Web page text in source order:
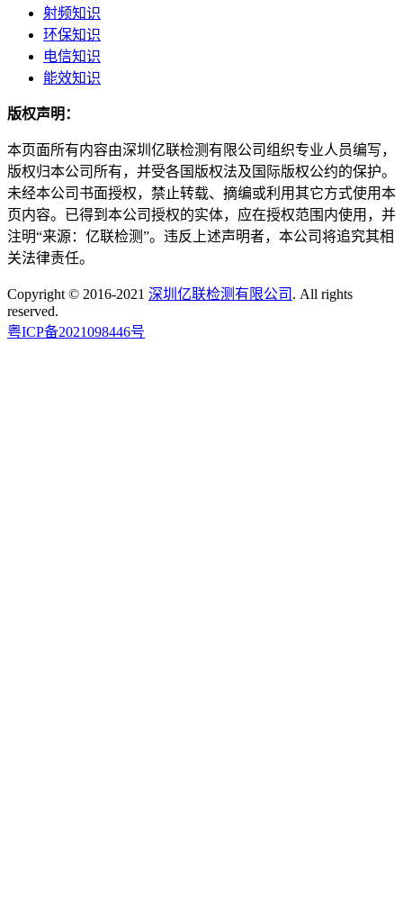
射频知识
环保知识
电信知识
能效知识
版权声明：
本页面所有内容由深圳亿联检测有限公司组织专业人员编写，
版权归本公司所有，并受各国版权法及国际版权公约的保护。
未经本公司书面授权，禁止转载、摘编或利用其它方式使用本
页内容。已得到本公司授权的实体，应在授权范围内使用，并
注明“来源：亿联检测”。违反上述声明者，本公司将追究其相
关法律责任。
Copyright © 2016-2021 深圳亿联检测有限公司 . All rights
reserved.
粤ICP备2021098446号